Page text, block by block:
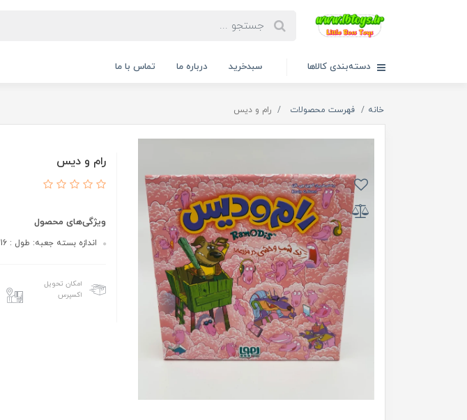
دسته‌بندی کالاها سبدخرید درباره ما تماس با ما
خانه فهرست محصولات رام و دیس
رام و دیس
ویژگی‌های محصول
اندازه بسته جعبه: طول : 16 سانتی متر عرض: 16 سانتی متر عمق : 5 سانتی متر
امکان تحویل
اکسپرس